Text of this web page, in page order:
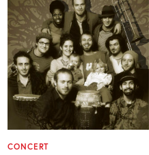
CONCERT